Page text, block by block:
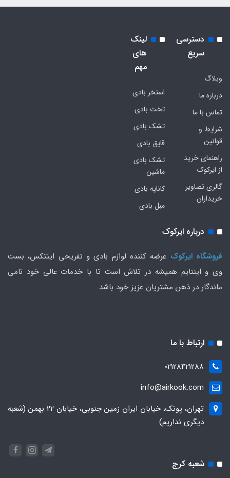
دسترسی
سریع
وبلاگ
درباره ما
تماس با ما
شرایط و
قوانین
راهنمای خرید
از ایرکوک
گالری تصاویر
خریداران
لینک
های
مهم
استخر بادی
تخت بادی
تشک بادی
قایق بادی
تشک بادی
ماشین
کاناپه بادی
مبل بادی
درباره ایرکوک
فروشگاه ایرکوک عرضه کننده لوازم بادی و تفریحی اینتکس، بست
وی و اینتایم همیشه در تلاش است تا با خدمات عالی خود نامی
ماندگار در ذهن مشتریان عزیز خود باشد.
ارتباط با ما
02128421288
info@airkook.com
تهران، پونک، خیابان ایران زمین جنوبی، خیابان 22 بهمن (شعبه
دیگری نداریم)
شعبه کرج